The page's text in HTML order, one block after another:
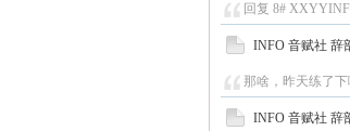
回复 8#
INFO 音赋社 辞
那啥，昨天练了
INFO 音赋社 辞